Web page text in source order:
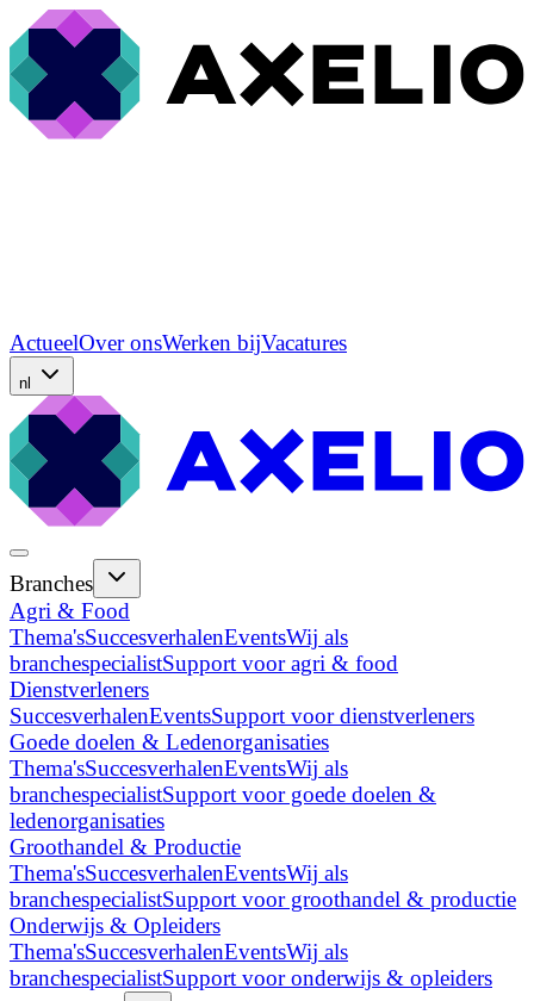
ActueelOver onsWerken bijVacatures
nl
Branches
Agri & Food
Thema'sSuccesverhalenEventsWij als
branchespecialistSupport voor agri & food
Dienstverleners
SuccesverhalenEventsSupport voor dienstverleners
Goede doelen & Ledenorganisaties
Thema'sSuccesverhalenEventsWij als
branchespecialistSupport voor goede doelen &
ledenorganisaties
Groothandel & Productie
Thema'sSuccesverhalenEventsWij als
branchespecialistSupport voor groothandel & productie
Onderwijs & Opleiders
Thema'sSuccesverhalenEventsWij als
branchespecialistSupport voor onderwijs & opleiders